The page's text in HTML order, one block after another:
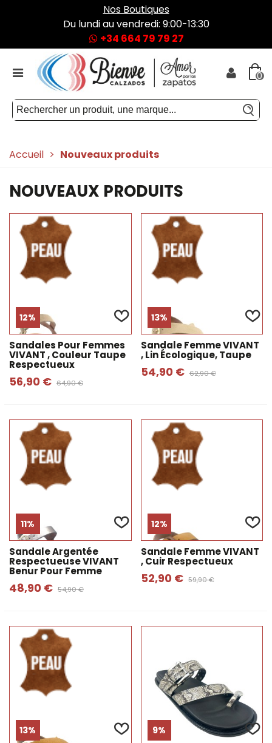
Nos Boutiques
Du lundi au vendredi: 9:00-13:30
+34 664 79 79 27
0
Accueil > Nouveaux produits
NOUVEAUX PRODUITS
12%
Sandales Pour Femmes
VIVANT , Couleur Taupe
Respectueux
56,90 € 64,90 €
13%
Sandale Femme VIVANT
, Lin Écologique, Taupe
54,90 € 62,90 €
11%
Sandale Argentée
Respectueuse VIVANT
Benur Pour Femme
48,90 € 54,90 €
12%
Sandale Femme VIVANT
, Cuir Respectueux
52,90 € 59,90 €
13% 9%